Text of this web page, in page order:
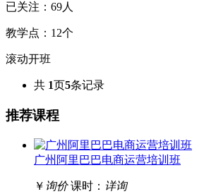
已关注： 69人
教学点： 12个
滚动开班
共 1页5条记录
推荐课程
广州阿里巴巴电商运营培训班
￥ 询价 课时： 详询